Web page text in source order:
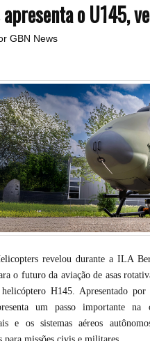
o U145,
GBN News
revelou durante a ILA
o futuro da aviação de asas
helicóptero H145. Apresentado
um passo importante
e os sistemas aéreos
para missões civis e militares.